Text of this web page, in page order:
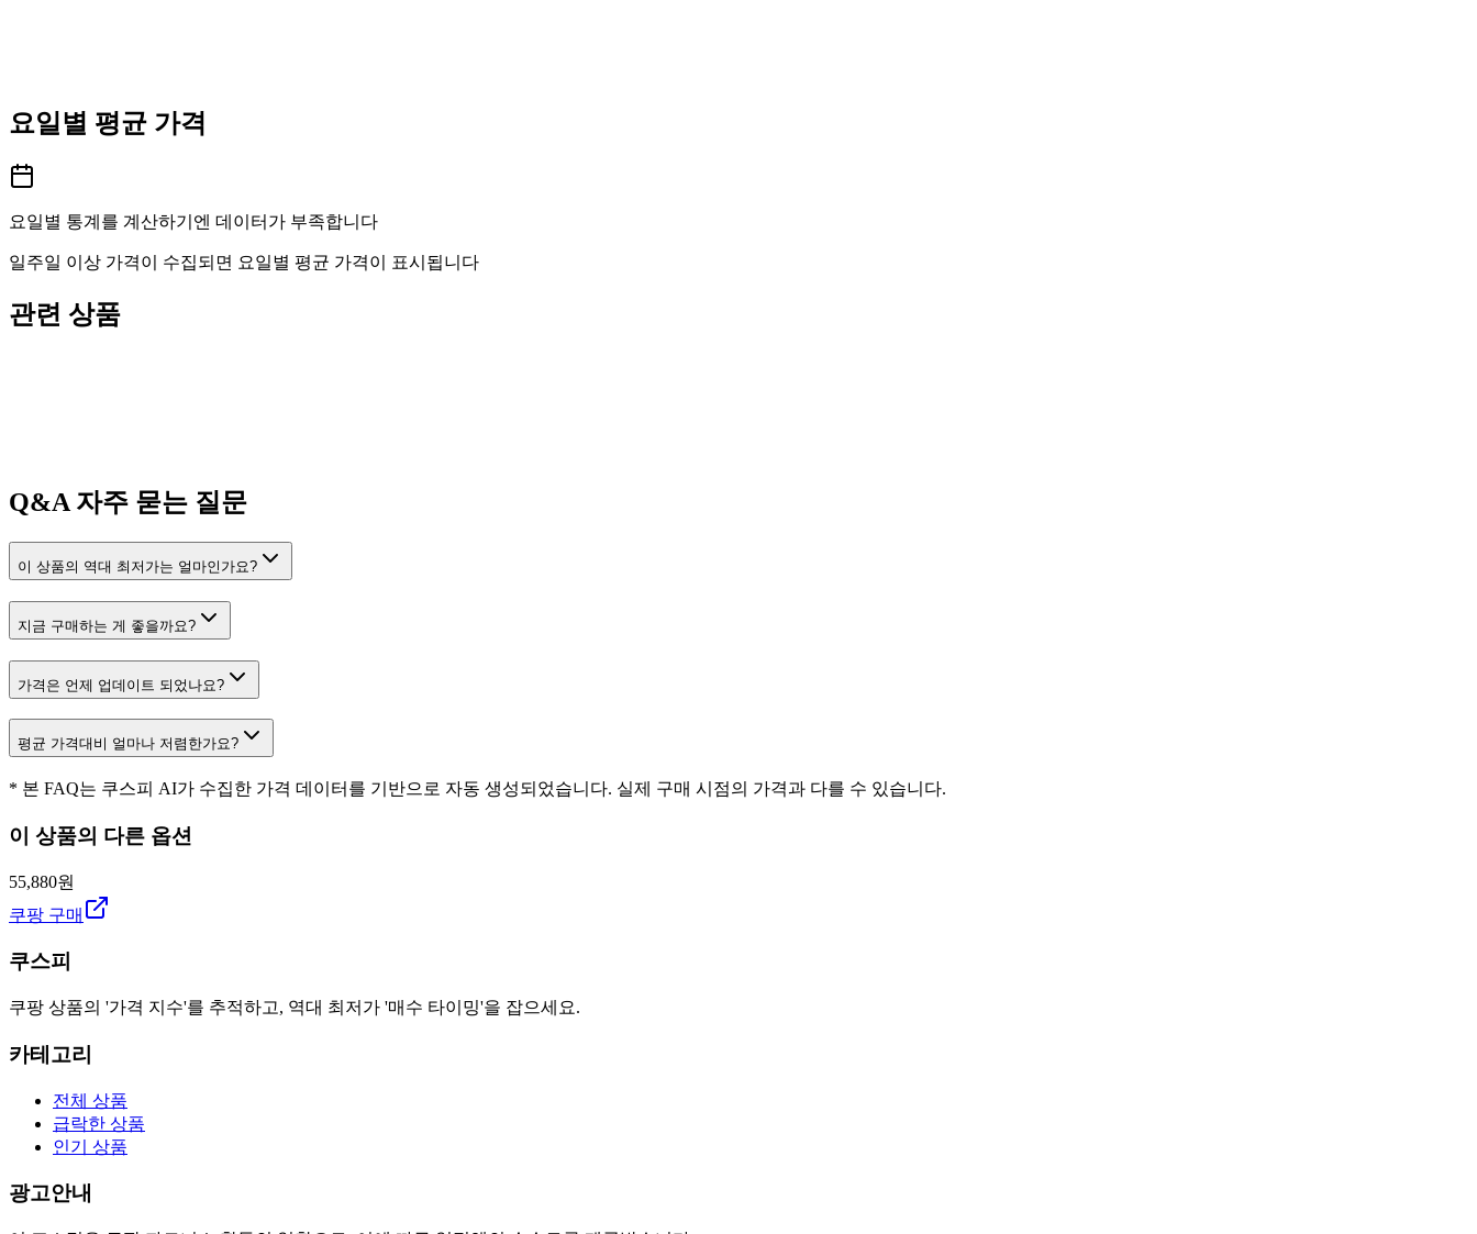
요일별 평균 가격
요일별 통계를 계산하기엔 데이터가 부족합니다
일주일 이상 가격이 수집되면 요일별 평균 가격이 표시됩니다
관련 상품
Q&A자주 묻는 질문
이 상품의 역대 최저가는 얼마인가요?
지금 구매하는 게 좋을까요?
가격은 언제 업데이트 되었나요?
평균 가격대비 얼마나 저렴한가요?
* 본 FAQ는 쿠스피 AI가 수집한 가격 데이터를 기반으로 자동 생성되었습니다. 실제 구매 시점의 가격과 다를 수 있습니다.
이 상품의 다른 옵션
55,880원
쿠팡 구매
쿠스피
쿠팡 상품의 '가격 지수'를 추적하고, 역대 최저가 '매수 타이밍'을 잡으세요.
카테고리
전체 상품
급락한 상품
인기 상품
광고안내